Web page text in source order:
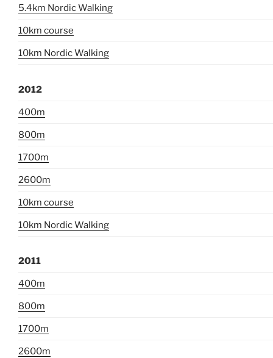
5.4km Nordic Walking
10km course
10km Nordic Walking
2012
400m
800m
1700m
2600m
10km course
10km Nordic Walking
2011
400m
800m
1700m
2600m